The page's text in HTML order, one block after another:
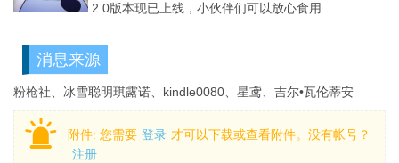
2.0版本现已上线，小伙伴们可以放心食用
消息来源
粉枪社、冰雪聪明琪露诺、kindle0080、星鸢、吉尔•瓦伦蒂安
附件: 您需要 登录 才可以下载或查看附件。没有帐号？
注册